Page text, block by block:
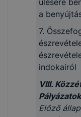
a
7.
indokairól
VIII.
Pályázatok
Előző